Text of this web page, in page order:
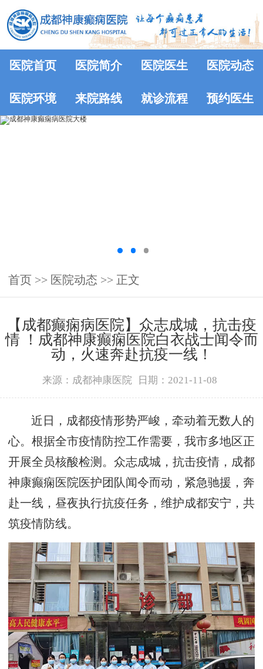
医院首页 医院简介 医院医生 医院动态
医院环境 来院路线 就诊流程 预约医生
首页 >> 医院动态 >> 正文
【成都癫痫病医院】众志成城，抗击疫
情 ！成都神康癫痫医院白衣战士闻令而
动，火速奔赴抗疫一线！
来源：成都神康医院 日期：2021-11-08
近日，成都疫情形势严峻，牵动着无数人的
心。根据全市疫情防控工作需要，我市多地区正
开展全员核酸检测。众志成城，抗击疫情，成都
神康癫痫医院医护团队闻令而动，紧急驰援，奔
赴一线，昼夜执行抗疫任务，维护成都安宁，共
筑疫情防线。